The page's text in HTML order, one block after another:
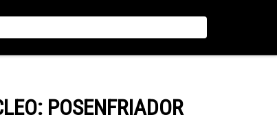
POSENFRIADOR